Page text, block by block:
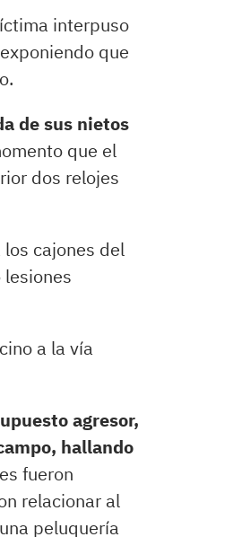
interpuso
que
de sus nietos
que el
dos relojes
cajones del
a la vía
agresor,
hallando
fueron
relacionar al
peluquería